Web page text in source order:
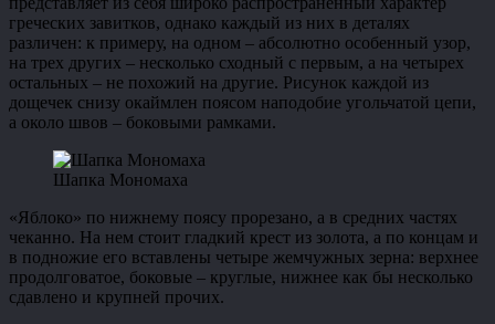
греческих завитков, однако каждый из них в деталях
различен: к примеру, на одном – абсолютно особенный узор,
на трех других – несколько сходный с первым, а на четырех
остальных – не похожий на другие. Рисунок каждой из
дощечек снизу окаймлен поясом наподобие угольчатой цепи,
а около швов – боковыми рамками.
Шапка Мономаха
«Яблоко» по нижнему поясу прорезано, а в средних частях
чеканно. На нем стоит гладкий крест из золота, а по концам и
в подножие его вставлены четыре жемчужных зерна: верхнее
продолговатое, боковые – круглые, нижнее как бы несколько
сдавлено и крупней прочих.